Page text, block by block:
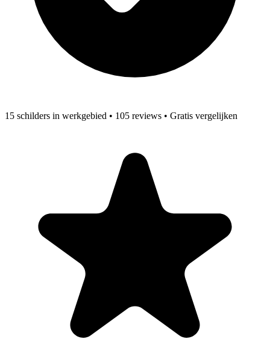
15 schilders in werkgebied • 105 reviews • Gratis vergelijken